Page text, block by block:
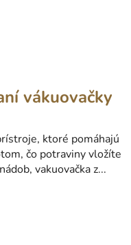
vákuovačky
ktoré pomáhajú
čo potraviny vložíte
vakuovačka z...